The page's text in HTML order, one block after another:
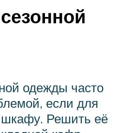
одежды часто
если для
шкафу. Решить её